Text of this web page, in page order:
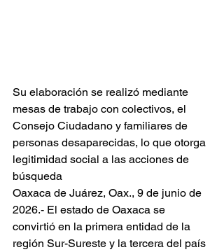
Su elaboración se realizó mediante
mesas de trabajo con colectivos, el
Consejo Ciudadano y familiares de
personas desaparecidas, lo que otorga
legitimidad social a las acciones de
búsqueda
Oaxaca de Juárez, Oax., 9 de junio de
2026.- El estado de Oaxaca se
convirtió en la primera entidad de la
región Sur-Sureste y la tercera del país